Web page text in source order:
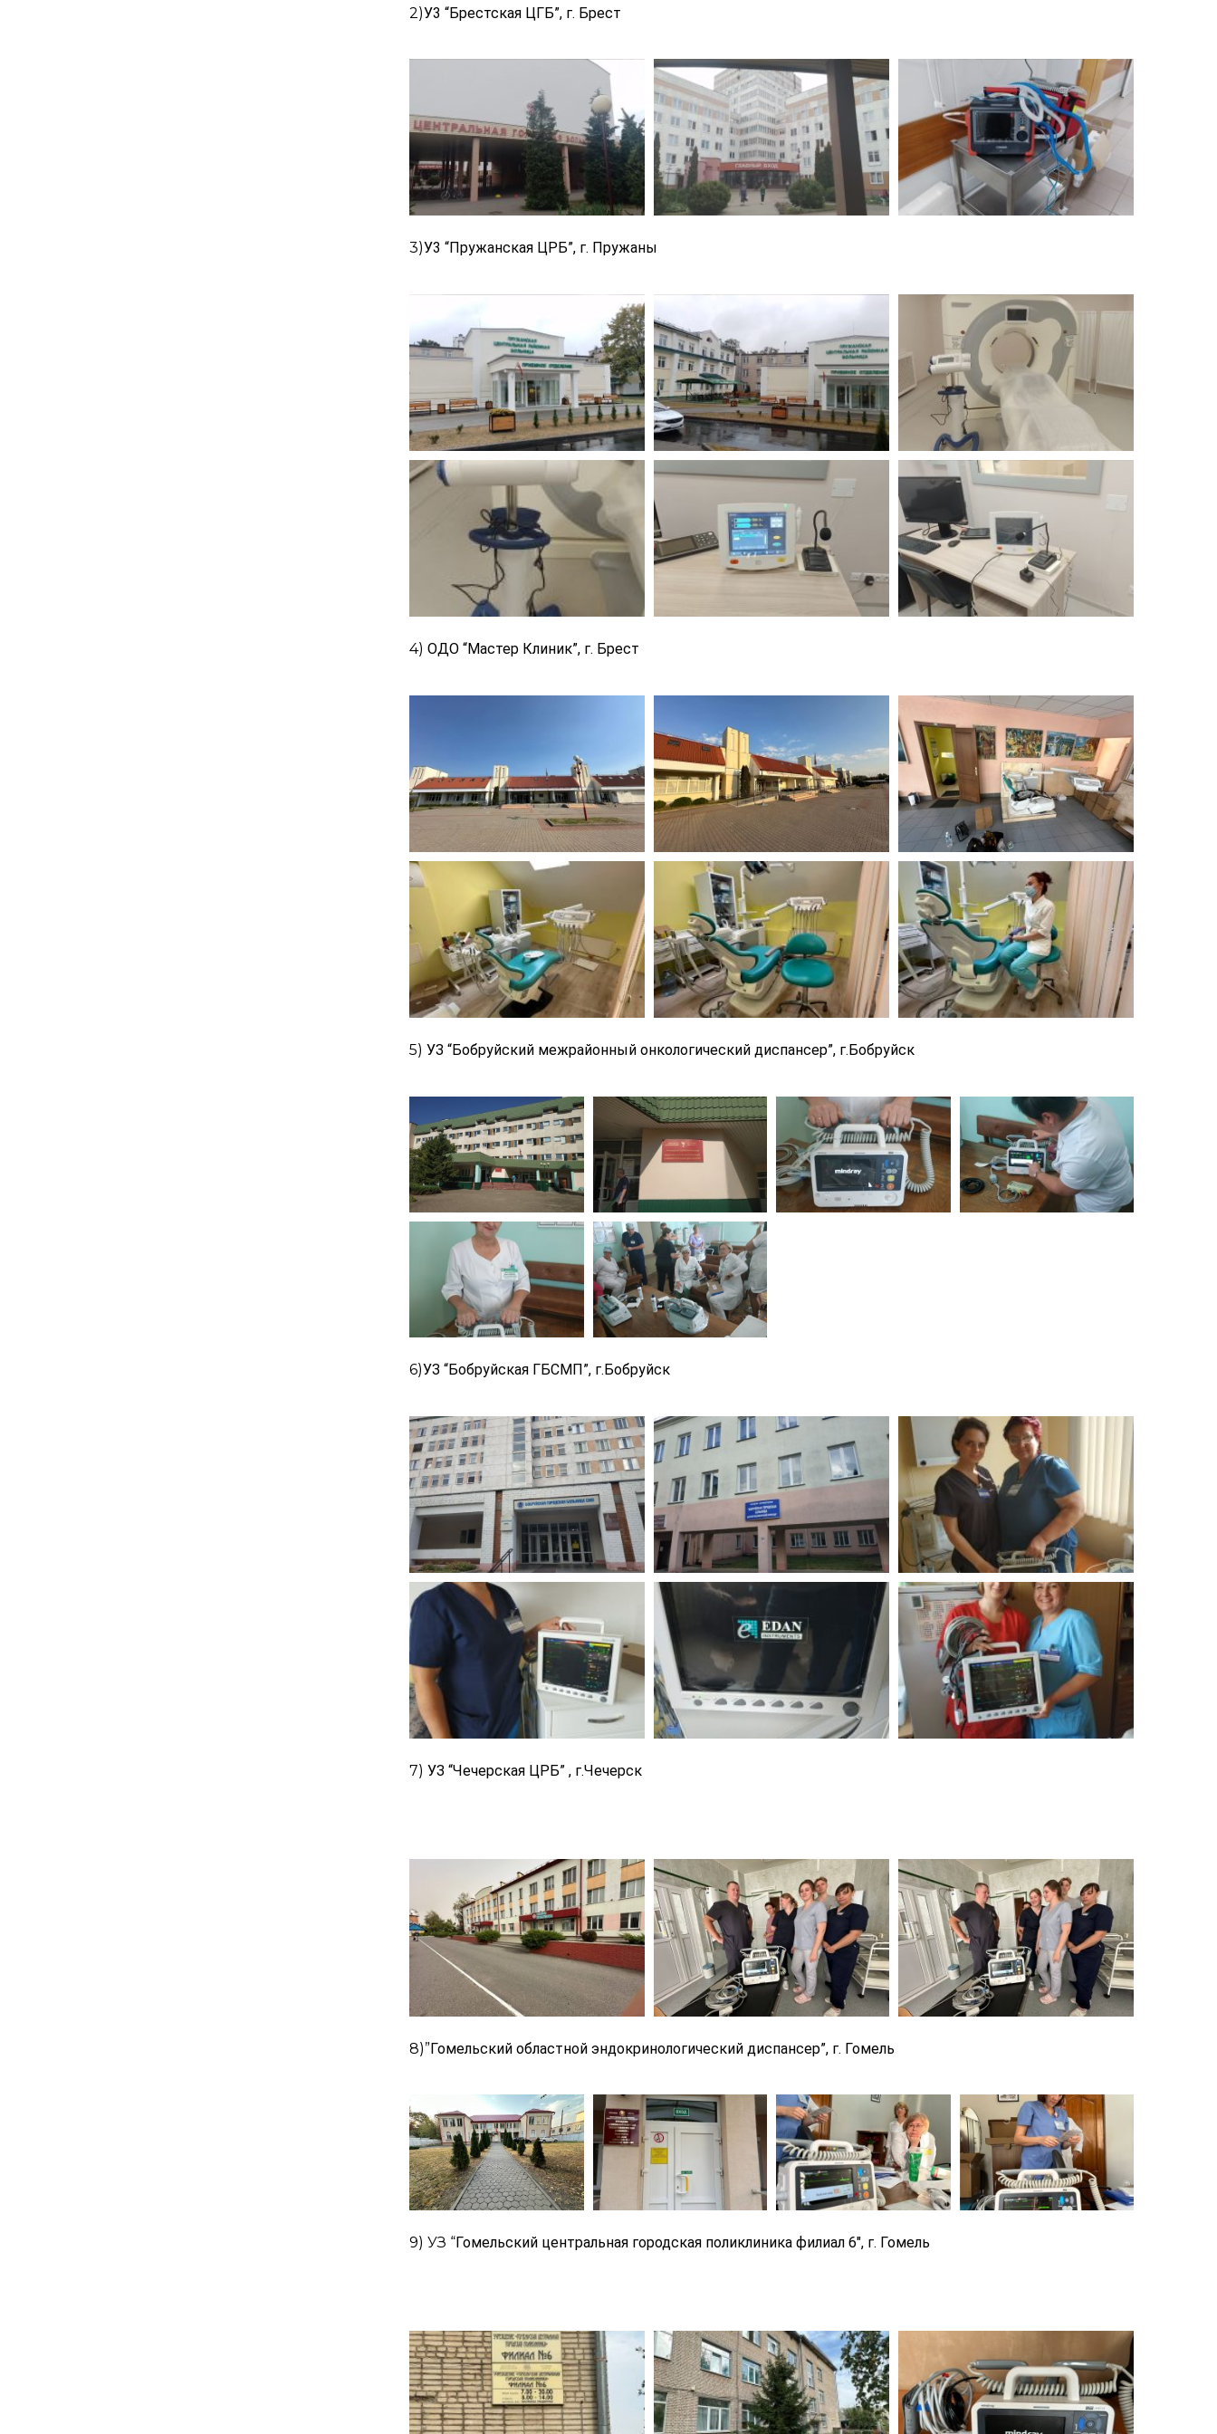
2)У3 “Брестская ЦГБ”, г. Брест
3)У3 “Пружанская ЦРБ”, г. Пружаны
4) ОДО “Мастер Клиник”, г. Брест
5) УЗ “Бобруйский межрайонный онкологический диспансер”, г.Бобруйск
6)УЗ “Бобруйская ГБСМП”, г.Бобруйск
7) УЗ “Чечерская ЦРБ” , г.Чечерск
8)”Гомельский областной эндокринологический диспансер”, г. Гомель
9) УЗ “Гомельский центральная городская поликлиника филиал 6″, г. Гомель